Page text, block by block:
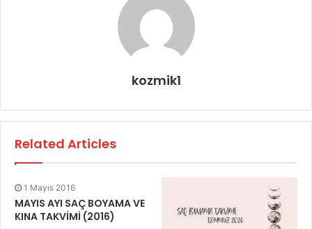
kozmik1
Related Articles
1 Mayıs 2016
MAYIS AYI SAÇ BOYAMA VE
KINA TAKVİMİ (2016)